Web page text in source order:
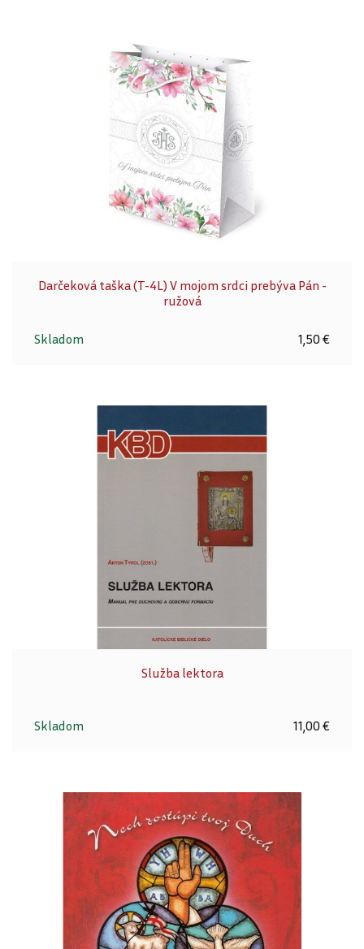
Darčeková taška (T-4L) V mojom srdci prebýva Pán -
ružová
Skladom 1,50 €
Služba lektora
Skladom 11,00 €